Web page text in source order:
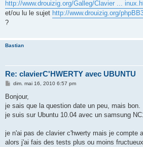
g
e
http://www.drouizig.org/Galleg/Clavier ...
et/ou lu le sujet http://www.drouizig.org/
?
Bastian
Re: clavierC'HWERTY avec UBUNTU
M
s
a
g
dim. mai 16, 2010 6:57 pm
Bonjour,
je sais que la question date un peu, mais bon.
je suis sur Ubuntu 10.04 avec un samsung
je n'ai pas de clavier c'hwerty mais je compte
alors j'ai fais des tests plus ou moins